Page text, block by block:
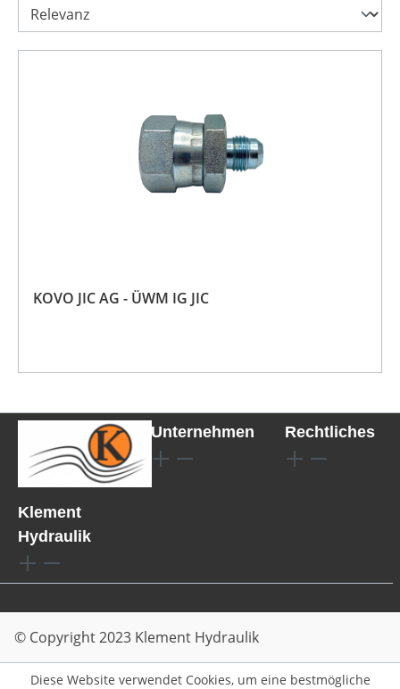
KOVO JIC AG - ÜWM IG JIC
Klement
Hydraulik
Unternehmen Rechtliches
© Copyright 2023 Klement Hydraulik
Diese Website verwendet Cookies, um eine bestmögliche